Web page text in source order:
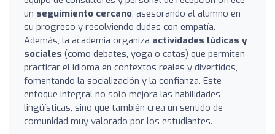
un seguimiento cercano, asesorando al alumno en
su progreso y resolviendo dudas con empatía.
Además, la academia organiza actividades lúdicas y
sociales (como debates, yoga o catas) que permiten
practicar el idioma en contextos reales y divertidos,
fomentando la socialización y la confianza. Este
enfoque integral no solo mejora las habilidades
lingüísticas, sino que también crea un sentido de
comunidad muy valorado por los estudiantes.